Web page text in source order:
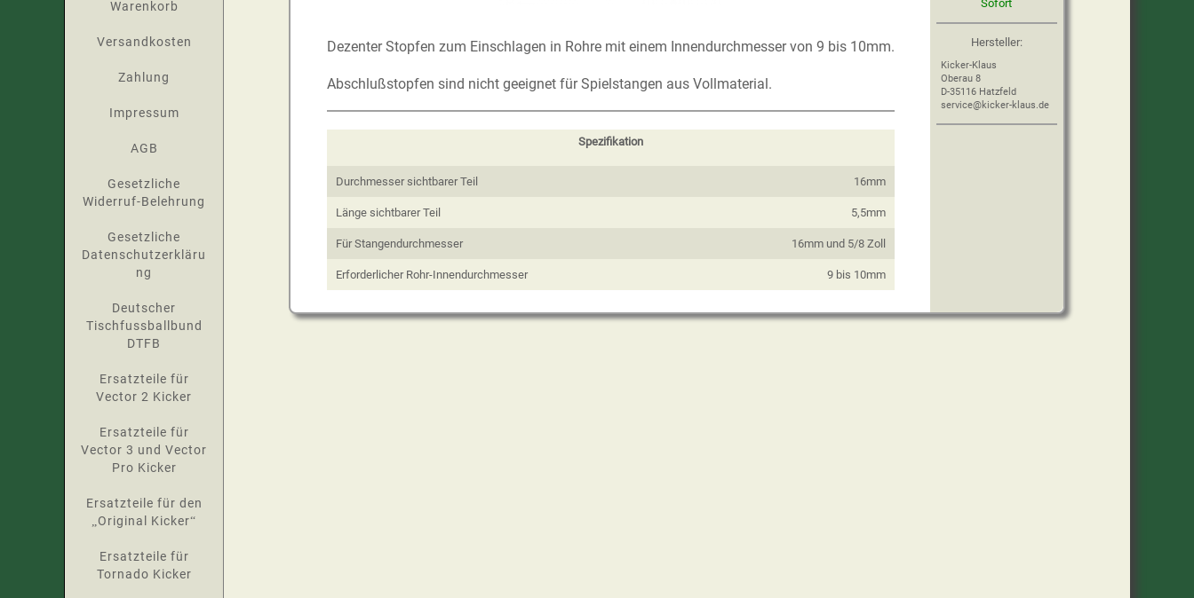
Dezenter Stopfen zum Einschlagen in Rohre mit einem Innendurchmesser von 9 bis 10mm.
Abschlußstopfen sind nicht geeignet für Spielstangen aus Vollmaterial.
Spezifikation
Durchmesser sichtbarer Teil 16mm
Länge sichtbarer Teil 5,5mm
Für Stangendurchmesser 16mm und 5/8 Zoll
Erforderlicher Rohr-Innendurchmesser 9 bis 10mm
Sofort
Hersteller:
Kicker-Klaus
Oberau 8
D-35116 Hatzfeld
service@kicker-klaus.de
Warenkorb
Versandkosten
Zahlung
Impressum
AGB
Gesetzliche
Widerruf-Belehrung
Gesetzliche
Datenschutzerkläru
ng
Deutscher
Tischfussballbund
DTFB
Ersatzteile für
Vector 2 Kicker
Ersatzteile für
Vector 3 und Vector
Pro Kicker
Ersatzteile für den
„Original Kicker“
Ersatzteile für
Tornado Kicker